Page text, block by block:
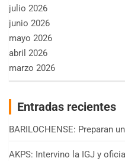
julio 2026
junio 2026
mayo 2026
abril 2026
marzo 2026
Entradas recientes
BARILOCHENSE: Preparan
AKPS: Intervino la IGJ y